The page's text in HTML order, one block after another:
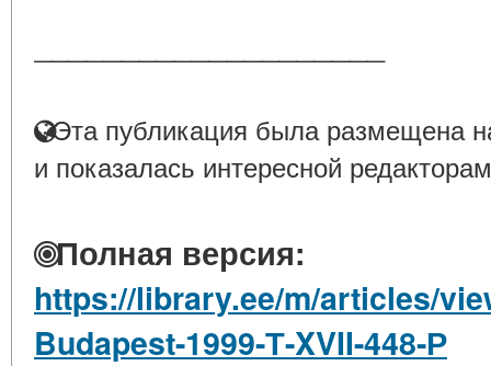
Эта публикация была размещена
и показалась интересной
Полная версия:
https://library.ee/m/articles/
Budapest-1999-Т-XVII-448-Р